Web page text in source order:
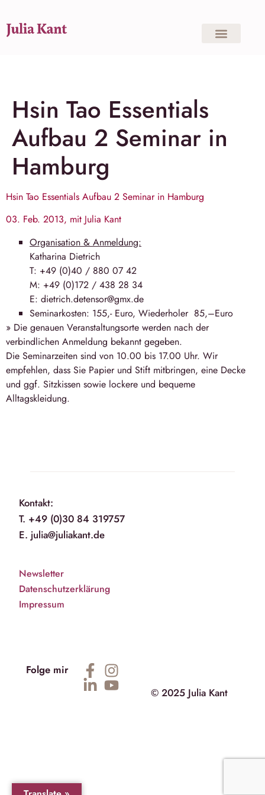
Hsin Tao Essentials
Aufbau 2 Seminar in
Hamburg
Hsin Tao Essentials Aufbau 2 Seminar in Hamburg
03. Feb. 2013, mit Julia Kant
Organisation & Anmeldung:
Katha­rina Diet­rich
T: +49 (0)40 / 880 07 42
M: +49 (0)172 / 438 28 34
E: dietrich.detensor@gmx.de
Seminarkosten: 155,- Euro, Wiederholer 85,–Euro
» Die genauen Veranstaltungsorte werden nach der
verbindlichen Anmeldung bekannt gegeben.
Die Seminarzeiten sind von 10.00 bis 17.00 Uhr. Wir
empfehlen, dass Sie Papier und Stift mitbringen, eine Decke
und ggf. Sitzkissen sowie lockere und bequeme
Alltagskleidung.
Kontakt:
T. +49 (0)30 84 319757
E. julia@juliakant.de
Newsletter
Datenschutzerklärung
Impressum
Folge mir
© 2025 Julia Kant